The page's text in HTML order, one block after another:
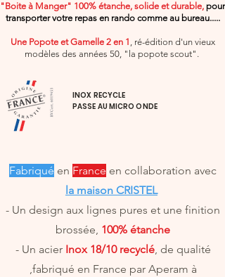
"Boite à Manger" 100% étanche, solide et durable, pour
transporter votre repas en rando comme au bureau.....
Une Popote et Gamelle 2 en 1 , ré-édition d'un vieux
modèles des années 50, "la popote scout".
INOX RECYCLE
PASSE AU MICRO ONDE
Fabriqué en France en collaboration avec
la maison CRISTEL
- Un design aux lignes pures et une finition
brossée, 100% étanche
- Un acier Inox 18/10 recyclé, de qualité
,fabriqué en France par Aperam à